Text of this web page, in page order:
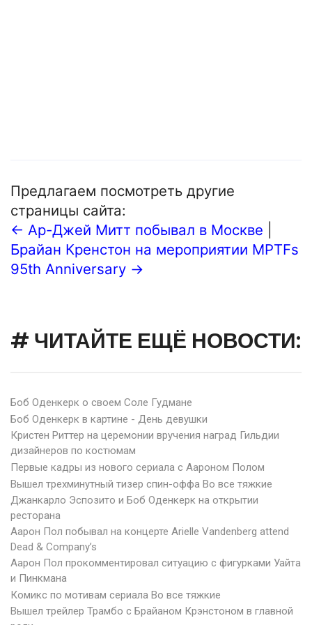
Предлагаем посмотреть другие
страницы сайта:
← Ар-Джей Митт побывал в Москве
Брайан Кренстон на мероприятии MPTFs
95th Anniversary →
# ЧИТАЙТЕ ЕЩЁ НОВОСТИ:
Боб Оденкерк о своем Соле Гудмане
Боб Оденкерк в картине - День девушки
Кристен Риттер на церемонии вручения наград Гильдии
дизайнеров по костюмам
Первые кадры из нового сериала с Аароном Полом
Вышел трехминутный тизер спин-оффа Во все тяжкие
Джанкарло Эспозито и Боб Оденкерк на открытии
ресторана
Аарон Пол побывал на концерте Arielle Vandenberg attend
Dead & Company’s
Аарон Пол прокомментировал ситуацию с фигурками Уайта
и Пинкмана
Комикс по мотивам сериала Во все тяжкие
Вышел трейлер Трамбо с Брайаном Крэнстоном в главной